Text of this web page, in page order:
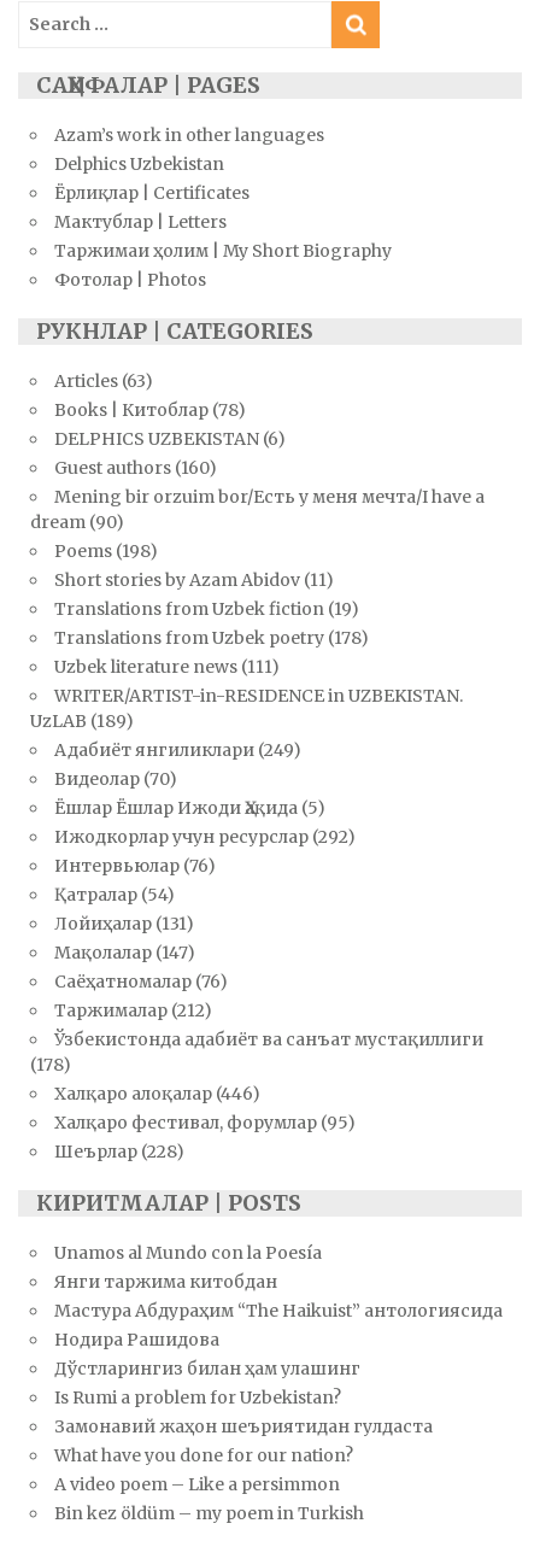
Search
САҲИФАЛАР | PAGES
Azam’s work in other languages
Delphics Uzbekistan
Ёрлиқлар | Certificates
Мактублар | Letters
Таржимаи ҳолим | My Short Biography
Фотолар | Photos
РУКНЛАР | CATEGORIES
Articles (63)
Books | Китоблар (78)
DELPHICS UZBEKISTAN (6)
Guest authors (160)
Mening bir orzuim bor/Есть у меня мечта/I have a
dream (90)
Poems (198)
Short stories by Azam Abidov (11)
Translations from Uzbek fiction (19)
Translations from Uzbek poetry (178)
Uzbek literature news (111)
WRITER/ARTIST-in-RESIDENCE in UZBEKISTAN.
UzLAB (189)
Адабиёт янгиликлари (249)
Видеолар (70)
Ёшлар Ёшлар Ижоди Ҳақида (5)
Ижодкорлар учун ресурслар (292)
Интервьюлар (76)
Қатралар (54)
Лойиҳалар (131)
Мақолалар (147)
Саёҳатномалар (76)
Таржималар (212)
Ўзбекистонда адабиёт ва санъат мустақиллиги
(178)
Халқаро алоқалар (446)
Халқаро фестивал, форумлар (95)
Шеърлар (228)
КИРИТМАЛАР | POSTS
Unamos al Mundo con la Poesía
Янги таржима китобдан
Мастура Абдураҳим “The Haikuist” антологиясида
Нодира Рашидова
Дўстларингиз билан ҳам улашинг
Is Rumi a problem for Uzbekistan?
Замонавий жаҳон шеъриятидан гулдаста
What have you done for our nation?
A video poem – Like a persimmon
Bin kez öldüm – my poem in Turkish